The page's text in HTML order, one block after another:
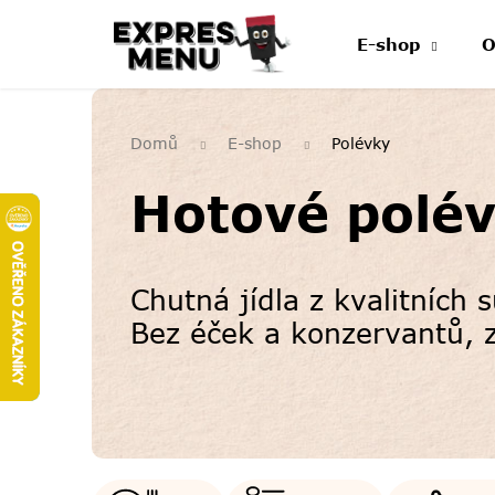
E-shop
Domů E-shop Polévky
Hotové
Chutná jídla z kvalitních
Bez éček a konzervantů,